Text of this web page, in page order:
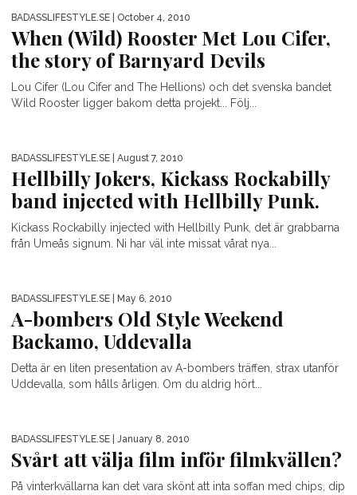
BADASSLIFESTYLE.SE | October 4, 2010
When (Wild) Rooster Met Lou Cifer,
the story of Barnyard Devils
Lou Cifer (Lou Cifer and The Hellions) och det svenska bandet
Wild Rooster ligger bakom detta projekt... Följ...
BADASSLIFESTYLE.SE | August 7, 2010
Hellbilly Jokers, Kickass Rockabilly
band injected with Hellbilly Punk.
Kickass Rockabilly injected with Hellbilly Punk, det är grabbarna
från Umeås signum. Ni har väl inte missat vårat nya...
BADASSLIFESTYLE.SE | May 6, 2010
A-bombers Old Style Weekend
Backamo, Uddevalla
Detta är en liten presentation av A-bombers träffen, strax utanför
Uddevalla, som hålls årligen. Om du aldrig hört...
BADASSLIFESTYLE.SE | January 8, 2010
Svårt att välja film inför filmkvällen?
På vinterkvällarna kan det vara skönt att inta soffan med chips, dip